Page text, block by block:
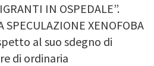
IN OSPEDALE”.
SPECULAZIONE XENOFOBA
al suo sdegno di
di ordinaria